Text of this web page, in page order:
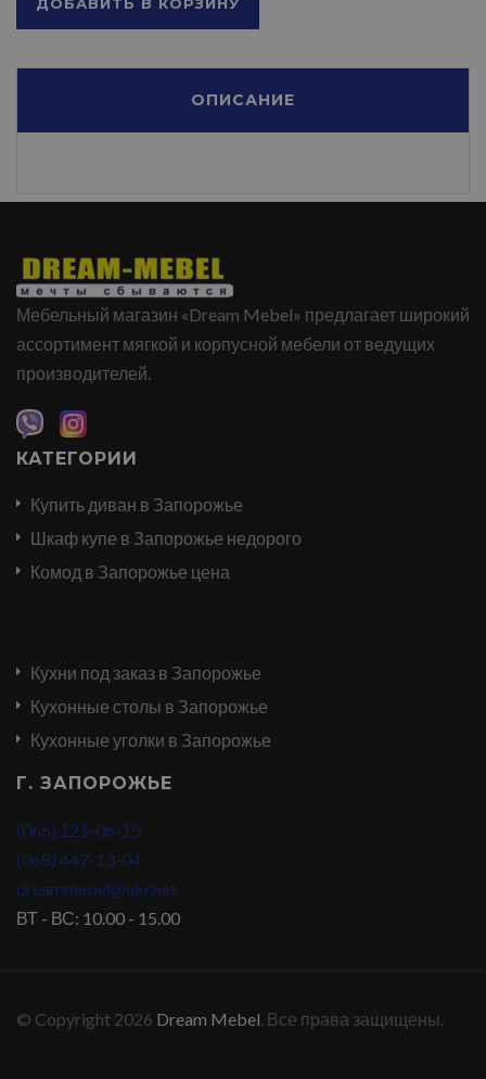
ДОБАВИТЬ В КОРЗИНУ
ОПИСАНИЕ
Мебельный магазин «Dream Mebel» предлагает широкий
ассортимент мягкой и корпусной мебели от ведущих
производителей.
КАТЕГОРИИ
Купить диван в Запорожье
Шкаф купе в Запорожье недорого
Комод в Запорожье цена
Кухни под заказ в Запорожье
Кухонные столы в Запорожье
Кухонные уголки в Запорожье
Г. ЗАПОРОЖЬЕ
(066) 121-06-15
(068) 447-13-04
dreammebel@ukr.net
ВТ - ВС: 10.00 - 15.00
© Copyright 2026 Dream Mebel . Все права защищены.